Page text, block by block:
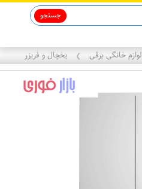
جستجو
لوازم خانگی برقی ❯ یخچال و فریزر